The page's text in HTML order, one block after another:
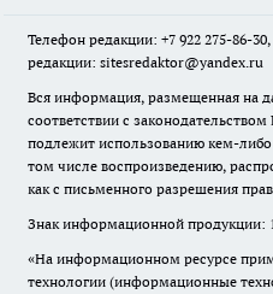
Телефон редакции: +7 922 275-86-
редакции: sitesredaktor@yandex.ru
Вся информация, размещенная на
соответствии с
подлежит использованию кем-
том числе воспроизведению,
как с письменного разрешения
Знак информационной продукции:
«На информационном ресурсе
технологии (информационные